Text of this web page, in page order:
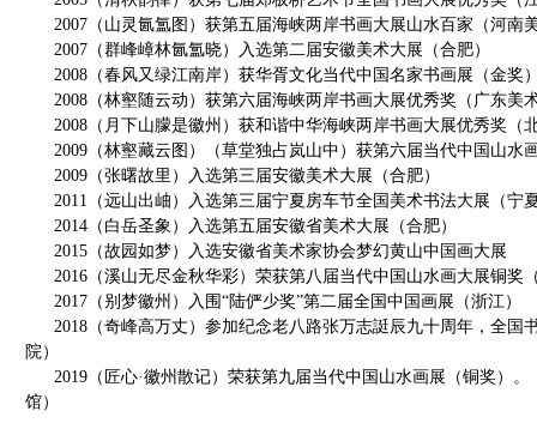
2007（山灵氤氲图）获第五届海峡两岸书画大展山水百家（河南
2007（群峰嶂林氤氲晓）入选第二届安徽美术大展（合肥）
2008（春风又绿江南岸）获华胥文化当代中国名家书画展（金奖
2008（林壑随云动）获第六届海峡两岸书画大展优秀奖（广东美
2008（月下山朦是徽州）获和谐中华海峡两岸书画大展优秀奖（
2009（林壑藏云图）（草堂独占岚山中）获第六届当代中国山水
2009（张曙故里）入选第三届安徽美术大展（合肥）
2011（远山出岫）入选第三届宁夏房车节全国美术书法大展（宁
2014（白岳圣象）入选第五届安徽省美术大展（合肥）
2015（故园如梦）入选安徽省美术家协会梦幻黄山中国画大展
2016（溪山无尽金秋华彩）荣获第八届当代中国山水画大展铜奖
2017（别梦徽州）入围“陆俨少奖”第二届全国中国画展（浙江）
2018（奇峰高万丈）参加纪念老八路张万志誔辰九十周年，全国
院）
2019（匠心·徽州散记）荣获第九届当代中国山水画展（铜奖）。
馆）